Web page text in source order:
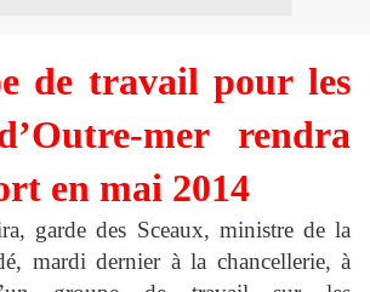
de travail pour les
mer rendra
en mai 2014
garde des Sceaux, ministre de la
mardi dernier à la chancellerie, à